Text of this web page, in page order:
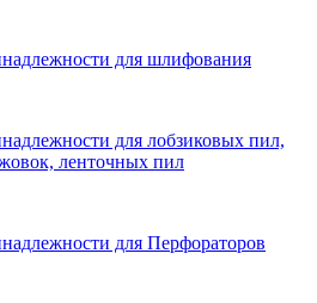
для шлифования
для лобзиковых пил,
ленточных пил
для Перфораторов